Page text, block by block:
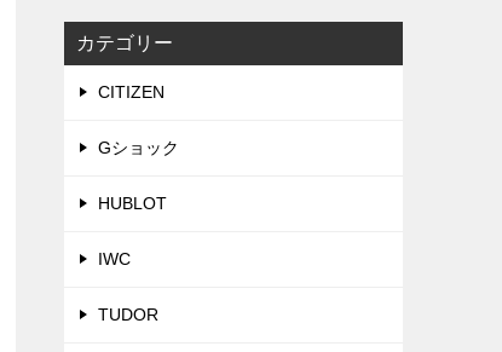
カテゴリー
CITIZEN
Gショック
HUBLOT
IWC
TUDOR